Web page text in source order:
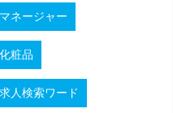
ネージャー
化粧品
人検索ワード